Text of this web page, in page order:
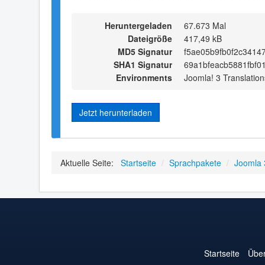
Heruntergeladen
67.673 Mal
Dateigröße
417,49 kB
MD5 Signatur
SHA1 Signatur
Environments
Joomla! 3
Jetzt herunterladen
Aktuelle Seite: Startseite / Sprachpakete / Joomla
Startseite